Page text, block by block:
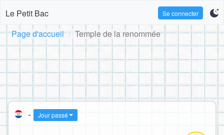
Le Petit Bac Se connecter
Page d'accueil Temple de la renommée
- Jour passé